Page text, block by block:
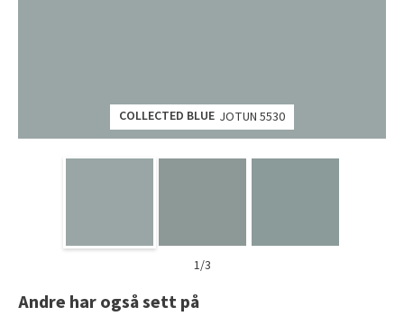
COLLECTED BLUE JOTUN 5530
1/3
Andre har også sett på